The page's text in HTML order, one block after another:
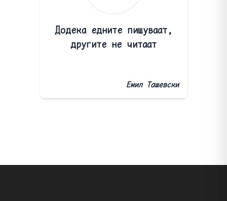
Додека едните пишуваат,
другите не читаат
Емил Ташевски